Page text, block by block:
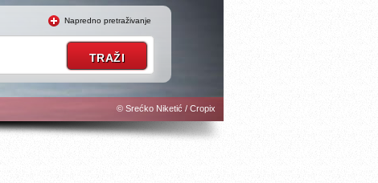
Napredno pretraživanje
© Srećko Niketić / Cropix